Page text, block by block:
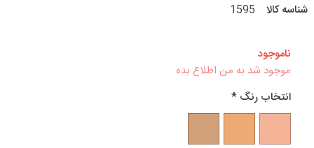
شناسه کالا
1595
ناموجود
موجود شد به من اطلاع بده
انتخاب رنگ